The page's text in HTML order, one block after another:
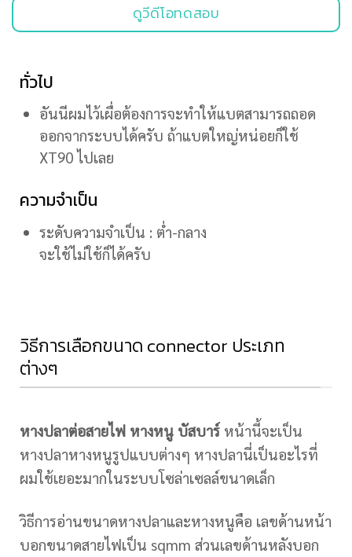
ดูวีดีโอทดสอบ
ทั่วไป
อันนีผมไว้เผื่อต้องการจะทำให้แบตสามารถถอด
ออกจากระบบได้ครับ ถ้าแบตใหญ่หน่อยก็ใช้
XT90 ไปเลย
ความจำเป็น
ระดับความจำเป็น : ต่ำ-กลาง
จะใช้ไม่ใช้ก็ได้ครับ
วิธีการเลือกขนาด connector ประเภท
ต่างๆ
หางปลาต่อสายไฟ หางหนู บัสบาร์ หน้านี้จะเป็น
หางปลาหางหนูรูปแบบต่างๆ หางปลานี่เป็นอะไรที่
ผมใช้เยอะมากในระบบโซล่าเซลล์ขนาดเล็ก
วิธีการอ่านขนาดหางปลาและหางหนูคือ เลขด้านหน้า
บอกขนาดสายไฟเป็น sqmm ส่วนเลขด้านหลังบอก